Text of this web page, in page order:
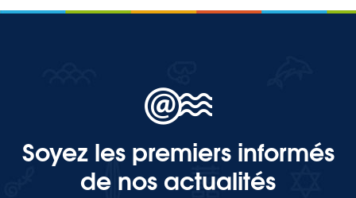
Soyez les premiers informés
de nos actualités